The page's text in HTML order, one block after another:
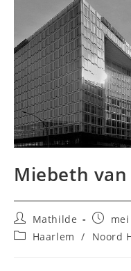
Miebeth
Bericht
auteur:
Mathilde
Bericht
op:
Berichtcategorie:
Haarlem / Noord